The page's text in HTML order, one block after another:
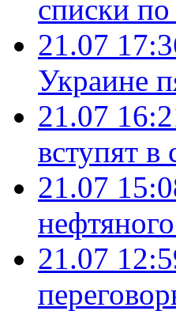
списки
21.07
Украине
21.07
вступят в
21.07
21.07